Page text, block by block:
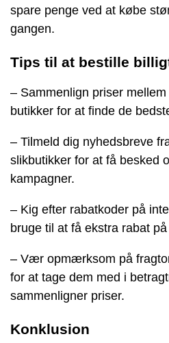
spare penge ved at købe
gangen.
Tips til at bestille
– Sammenlign priser
butikker for at finde de
– Tilmeld dig nyhedsbreve
slikbutikker for at få besked
kampagner.
– Kig efter rabatkoder på
bruge til at få ekstra rabat
– Vær opmærksom på
for at tage dem med i
sammenligner priser.
Konklusion